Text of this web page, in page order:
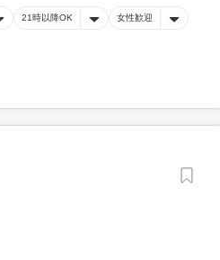
21時以降OK 女性歓迎